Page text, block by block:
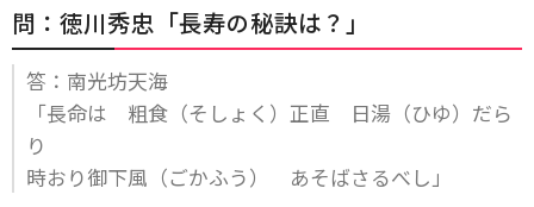
問：徳川秀忠「長寿の秘訣は？」
答：南光坊天海
「長命は 粗食（そしょく）正直 日湯（ひゆ）だら
り
時おり御下風（ごかふう） あそばさるべし」